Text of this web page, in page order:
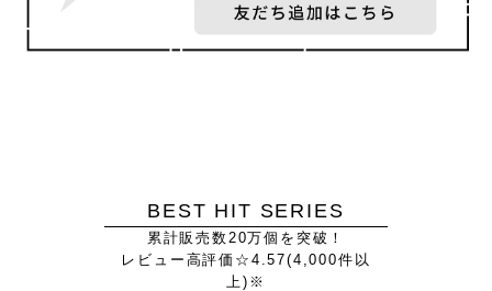
BEST HIT SERIES
累計販売数20万個を突破！
レビュー高評価☆4.57(4,000件以
上)※